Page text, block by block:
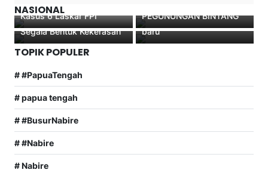
NASIONAL
Polri Hentikan Penyidikan
Kasus 6 Laskar FPI
PEGUNUNGAN BINTANG
Sikap Bersama, Tegas
Tolak Long March dan
Segala Bentuk Kekerasan
Ketua Badan Pengurus
baru
TOPIK POPULER
# #PapuaTengah
# papua tengah
# #BusurNabire
# #Nabire
# Nabire